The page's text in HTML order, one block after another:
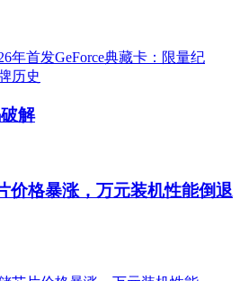
解
价格暴涨，万元装机性能倒退